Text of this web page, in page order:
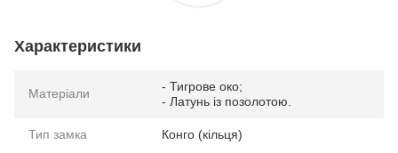
Характеристики
Матеріали
- Тигрове око;
- Латунь із позолотою.
Тип замка Конго (кільця)